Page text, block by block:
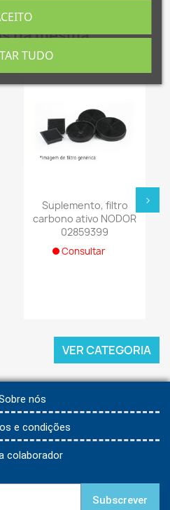
Criar lista de desejos
Cancelar
na mesma
Suplemento, filtro
carbono ativo NODOR
02859399
Consultar
›
VER CATEGORIA
nós
e condições
colaborador
Subscrever
TUDO